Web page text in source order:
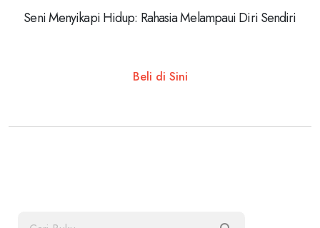
Seni Menyikapi Hidup: Rahasia Melampaui Diri Sendiri
Beli di Sini